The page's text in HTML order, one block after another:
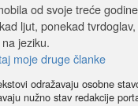
od svoje treće
ljut, ponekad
jeziku.
moje druge članke
odražavaju osobne
nužno stav redakcije